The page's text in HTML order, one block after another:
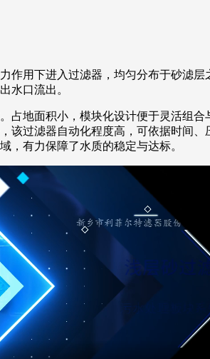
用下进入过滤器，均匀分布于砂滤
水口流出。
地面积小，模块化设计便于灵活组
过滤器自动化程度高，可依据时间
，有力保障了水质的稳定与达标。